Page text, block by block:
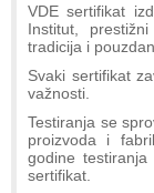
VDE sertifikat
Institut,
tradicija i
Svaki sertifikat
važnosti.
Testiranja se
proizvoda i
godine
sertifikat.